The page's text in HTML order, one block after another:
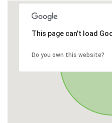
This page can't load
Do you own this website?